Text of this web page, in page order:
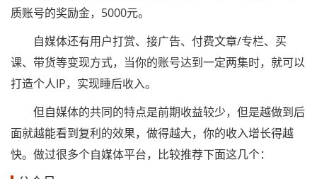
质账号的奖励金，5000元。
自媒体还有用户打赏、接广告、付费文章/专栏、买
课、带货等变现方式，当你的账号达到一定两集时，就可以
打造个人IP，实现睡后收入。
但自媒体的共同的特点是前期收益较少，但是越做到后
面就越能看到复利的效果，做得越大，你的收入增长得越
快。做过很多个自媒体平台，比较推荐下面这几个：